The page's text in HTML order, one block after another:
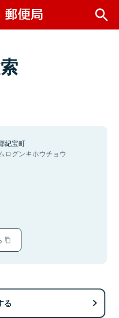
紀宝町
ログンキホウチョウ
る